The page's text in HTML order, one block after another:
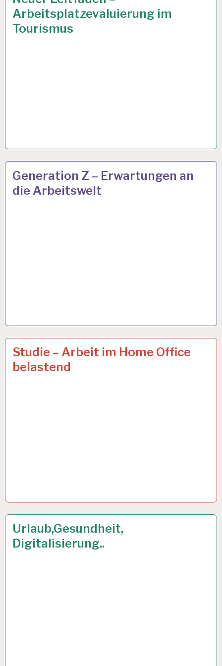
UND
GESUNDHEIT…
Arbeitsplatzevaluierung im
Tourismus
ARBEIT
UND
GESUNDHEIT…
Generation Z – Erwartungen an
die Arbeitswelt
8 OKT. 2019
AOK…
Studie – Arbeit im Home Office
belastend
25 SEP. 2019
12-
STUNDEN-
ARBEITSTAG…
Urlaub,Gesundheit,
Digitalisierung..
23 AUG. 2019